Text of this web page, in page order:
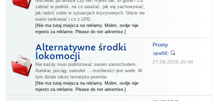
zabrać w podróż, na co uważać, jak się zachowywać,
jak radzić sobie w sytuacjach kryzysowych. Gdzie nie
warto tankować i co z LPG.
[Nie ma tutaj miejsca na reklamy. Molim, ovdje nije
mjesto za reklame. Please do not advertise.]
Alternatywne środki
lokomocji
Nie każdy musi podróżować swoim samochodem.
Autokar, pociąg, samolot ... możliwości jest wiele. W
tym dziale także tematyka promów.
[Nie ma tutaj miejsca na reklamy. Molim, ovdje nije
mjesto za reklame. Please do not advertise.]
Promy
(qra69)
27.06.2026 20:48